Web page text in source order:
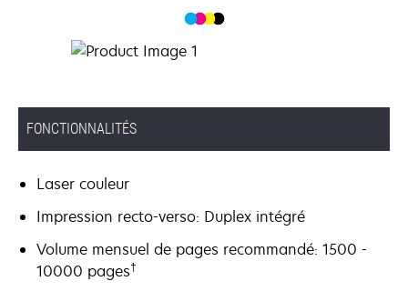
FONCTIONNALITÉS
Laser couleur
Impression recto-verso: Duplex intégré
Volume mensuel de pages recommandé: 1500 -
10000 pages†